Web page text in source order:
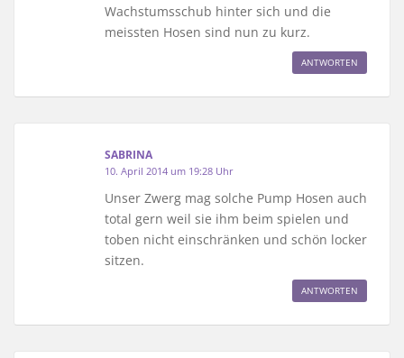
Wachstumsschub hinter sich und die
meissten Hosen sind nun zu kurz.
ANTWORTEN
SABRINA
10. April 2014 um 19:28 Uhr
Unser Zwerg mag solche Pump Hosen auch
total gern weil sie ihm beim spielen und
toben nicht einschränken und schön locker
sitzen.
ANTWORTEN